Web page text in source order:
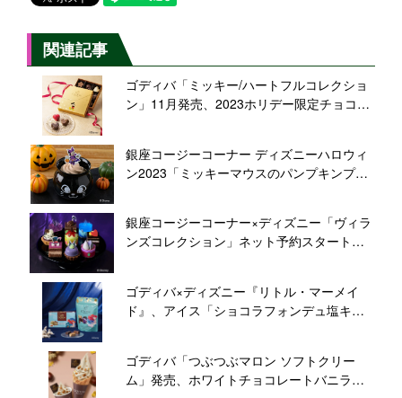
関連記事
ゴディバ「ミッキー/ハートフルコレクショ
ン」11月発売、2023ホリデー限定チョコレ
銀座コージーコーナー ディズニーハロウィ
ン2023「ミッキーマウスのパンプキンプリ
銀座コージーコーナー×ディズニー「ヴィラ
ンズコレクション」ネット予約スタート、
合わせ
ゴディバ×ディズニー『リトル・マーメイ
ド』、アイス「ショコラフォンデュ塩キャ
ゴディバ「つぶつぶマロン ソフトクリー
ム」発売、ホワイトチョコレートバニラと